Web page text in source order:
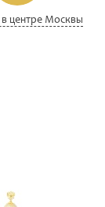
центре Москвы